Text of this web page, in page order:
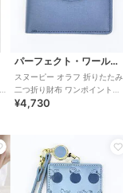
パーフェクト・ワールド・トーキョー
スヌーピー オラフ 折りたたみ
二つ折り財布 ワンポイントエ
ンボス SNOOPY
¥4,730